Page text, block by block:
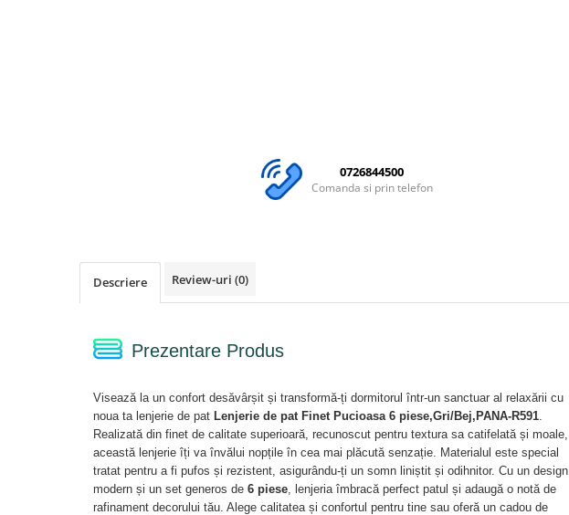
0726844500
Comanda si prin telefon
Descriere Review-uri (0)
Prezentare Produs
Visează la un confort desăvârșit și transformă-ți dormitorul într-un sanctuar al relaxării cu
noua ta lenjerie de pat Lenjerie de pat Finet Pucioasa 6 piese,Gri/Bej,PANA-R591
Realizată din finet de calitate superioară, recunoscut pentru textura sa catifelată și moale,
această lenjerie îți va învălui nopțile în cea mai plăcută senzație. Materialul este special
tratat pentru a fi pufos și rezistent, asigurându-ți un somn liniștit și odihnitor. Cu un design
modern și un set generos de 6 piese , lenjeria îmbracă perfect patul și adaugă o notă de
rafinament decorului tău. Alege calitatea și confortul pentru tine sau oferă un cadou de